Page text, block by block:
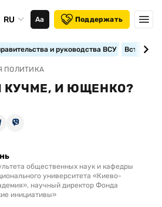
RU Аа Поддержать
и руководства ВСУ
ПОЛИТИКА
КУЧМЕ, И ЮЩЕНКО?
общественных наук и кафедры
университета «Киево-
научный директор Фонда
инициативы»